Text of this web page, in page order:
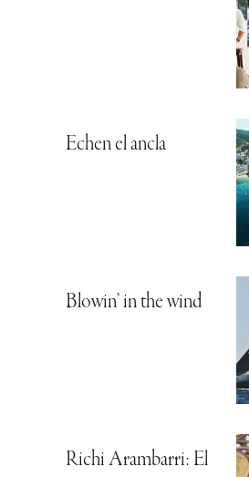
Echen el ancla
Blowin’ in the wind
Richi Arambarri: El